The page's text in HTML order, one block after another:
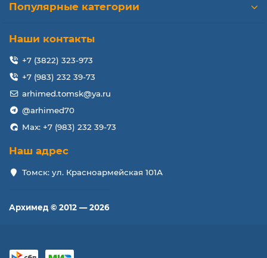
Популярные категории
Наши контакты
+7 (3822) 323-973
+7 (983) 232 39-73
arhimed.tomsk@ya.ru
@arhimed70
Max: +7 (983) 232 39-73
Наш адрес
Томск: ул. Красноармейская 101А
Архимед © 2012 — 2026